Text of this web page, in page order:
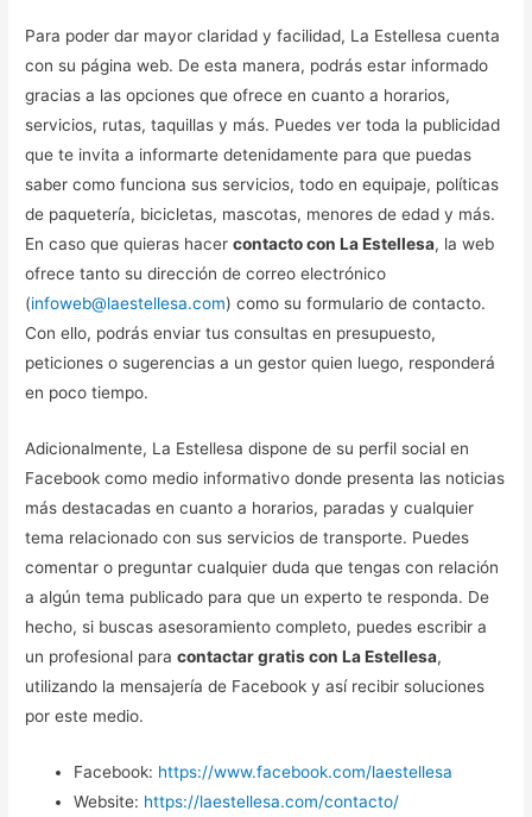
Para poder dar mayor claridad y facilidad, La Estellesa cuenta
con su página web. De esta manera, podrás estar informado
gracias a las opciones que ofrece en cuanto a horarios,
servicios, rutas, taquillas y más. Puedes ver toda la publicidad
que te invita a informarte detenidamente para que puedas
saber como funciona sus servicios, todo en equipaje, políticas
de paquetería, bicicletas, mascotas, menores de edad y más.
En caso que quieras hacercontacto con La Estellesa, la web
ofrece tanto su dirección de correo electrónico
(infoweb@laestellesa.com) como su formulario de contacto.
Con ello, podrás enviar tus consultas en presupuesto,
peticiones o sugerencias a un gestor quien luego, responderá
en poco tiempo.
Adicionalmente, La Estellesa dispone de su perfil social en
Facebook como medio informativo donde presenta las noticias
más destacadas en cuanto a horarios, paradas y cualquier
tema relacionado con sus servicios de transporte. Puedes
comentar o preguntar cualquier duda que tengas con relación
a algún tema publicado para que un experto te responda. De
hecho, si buscas asesoramiento completo, puedes escribir a
un profesional paracontactar gratis con La Estellesa,
utilizando la mensajería de Facebook y así recibir soluciones
por este medio.
Facebook: https://www.facebook.com/laestellesa
Website: https://laestellesa.com/contacto/